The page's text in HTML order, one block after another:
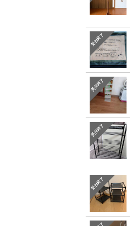
受付終了
受付終了
受付終了
受付終了